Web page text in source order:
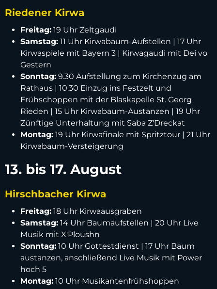
Riedener Kirwa
Freitag: 19 Uhr Zeltgaudi
Samstag: 11 Uhr Kirwabaum-Aufstellen | 17 Uhr
Kirwaspiele mit Bayern 3 | Kirwagaudi mit Dei vo
Gestern
Sonntag: 9.30 Aufstellung zum Kirchenzug am
Rathaus | 10.30 Einzug ins Festzelt und
Frühschoppen mit der Blaskapelle St. Georg
Rieden | 15 Uhr Kirwabaum-Austanzen | 19 Uhr
Zünftige Unterhaltung mit Saba Z'Dreckat
Montag: 19 Uhr Kirwafinale mit Spritztour | 21 Uhr
Kirwabaum-Versteigerung
13. bis 17. August
Hirschbacher Kirwa
Freitag: 18 Uhr Kirwaausgraben
Samstag: 14 Uhr Baumaufstellen | 20 Uhr Live
Musik mit X'Ploushn
Sonntag: 10 Uhr Gottestdienst | 17 Uhr Baum
austanzen, anschließend Live Musik mit Power
hoch 5
Montag: 10 Uhr Musikantenfrühshoppen